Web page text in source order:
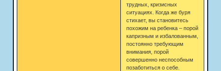
трудных, кризисных
ситуациях. Когда же буря
стихает, вы становитесь
похожим на ребенка – порой
капризным и избалованным,
постоянно требующим
внимания, порой
совершенно неспособным
позаботиться о себе.